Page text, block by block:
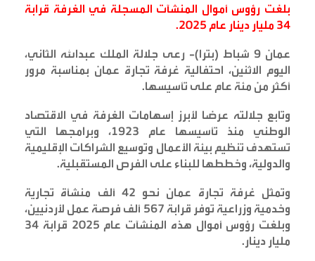
بلغت رؤوس أموال المنشآت المسجلة في الغرفة قرابة
34 مليار دينار عام 2025
.
عمان 9 شباط (بترا)- رعى جلالة الملك عبدالله الثاني،
اليوم الاثنين، احتفالية غرفة تجارة عمان بمناسبة مرور
أكثر من مئة عام على تأسيسها.
وتابع جلالته عرضا لأبرز إسهامات الغرفة في الاقتصاد
الوطني منذ تأسيسها عام 1923، وبرامجها التي
تستهدف تنظيم بيئة الأعمال وتوسيع الشراكات الإقليمية
والدولية، وخططها للبناء على الفرص المستقبلية.
وتمثل غرفة تجارة عمان نحو 42 ألف منشأة تجارية
وخدمية وزراعية توفر قرابة 567 ألف فرصة عمل لأردنيين،
وبلغت رؤوس أموال هذه المنشآت عام 2025 قرابة 34
مليار دينار.